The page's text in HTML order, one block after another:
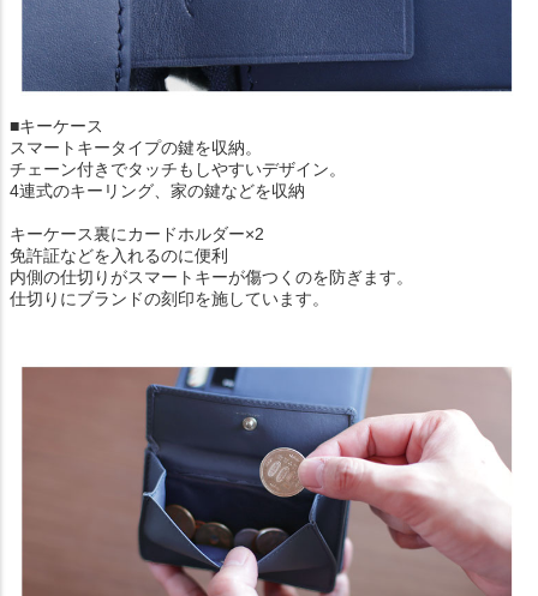
■キーケース
スマートキータイプの鍵を収納。
チェーン付きでタッチもしやすいデザイン。
4連式のキーリング、家の鍵などを収納
キーケース裏にカードホルダー×2
免許証などを入れるのに便利
内側の仕切りがスマートキーが傷つくのを防ぎます。
仕切りにブランドの刻印を施しています。